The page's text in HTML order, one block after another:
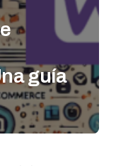
guía